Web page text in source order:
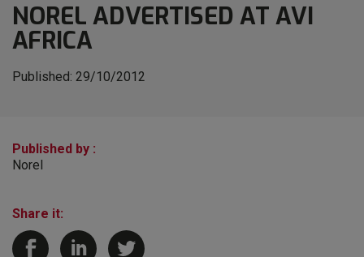
NOREL ADVERTISED AT AVI
AFRICA
Published: 29/10/2012
Published by :
Norel
Share it: